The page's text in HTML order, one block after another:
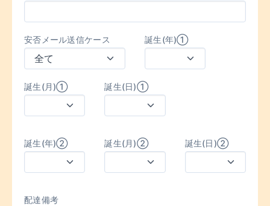
安否メール送信ケース 誕生(年)①
誕生(月)① 誕生(日)①
誕生(年)② 誕生(月)② 誕生(日)②
配達備考